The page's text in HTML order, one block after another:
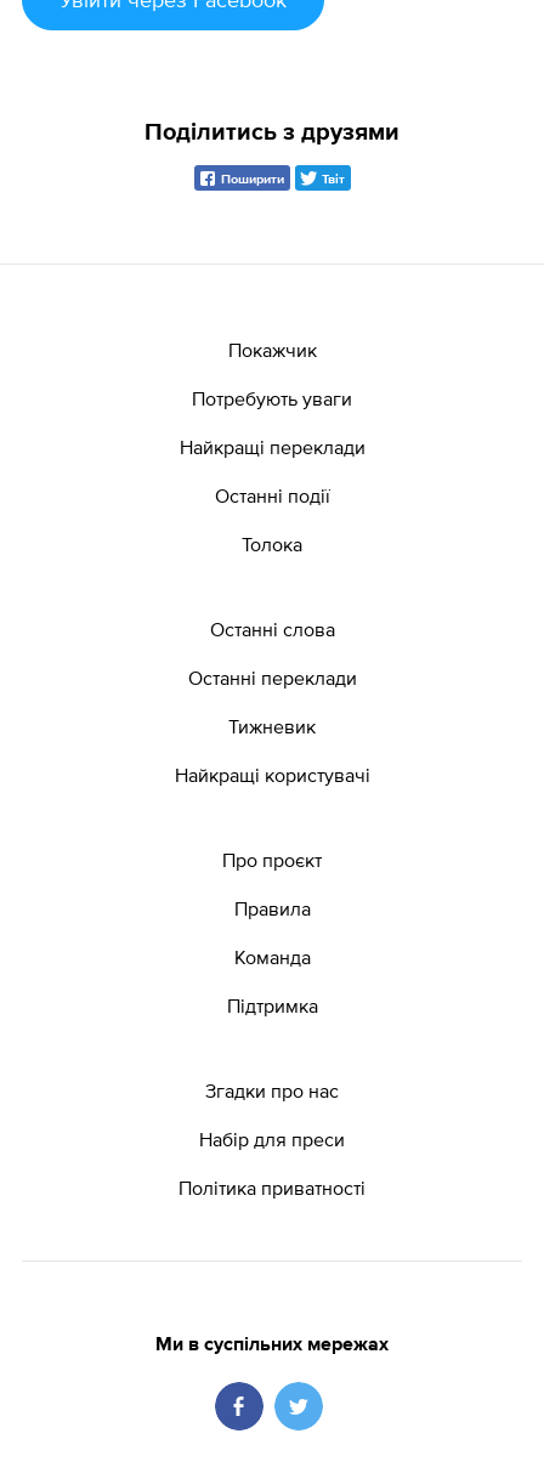
Поділитись з друзями
Поширити Твіт
Покажчик
Потребують уваги
Найкращі переклади
Останні події
Толока
Останні слова
Останні переклади
Тижневик
Найкращі користувачі
Про проєкт
Правила
Команда
Підтримка
Згадки про нас
Набір для преси
Політика приватності
Ми в суспільних мережах